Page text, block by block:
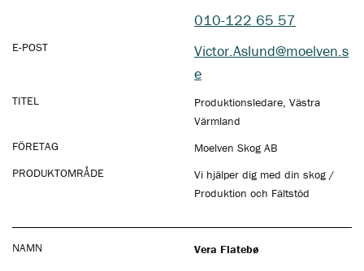
010-122 65 57
E-POST
Victor.Aslund@moelven.s
e
TITEL
Produktionsledare, Västra
Värmland
FÖRETAG
Moelven Skog AB
PRODUKTOMRÅDE
Vi hjälper dig med din skog /
Produktion och Fältstöd
NAMN Vera Flatebø